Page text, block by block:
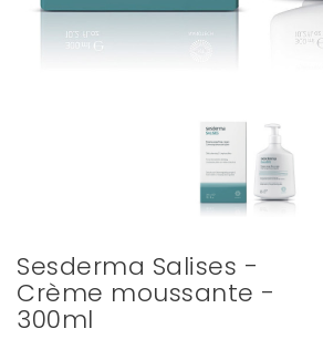
Sesderma Salises -
Crème moussante -
300ml